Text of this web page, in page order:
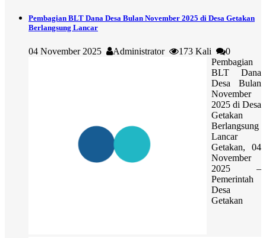
Pembagian BLT Dana Desa Bulan November 2025 di Desa Getakan
Berlangsung Lancar
04 November 2025 Administrator 173 Kali
0
Pembagian
BLT Dana
Desa Bulan
November
2025 di Desa
Getakan
Berlangsung
Lancar
Getakan, 04
November
2025 –
Pemerintah
Desa
Getakan